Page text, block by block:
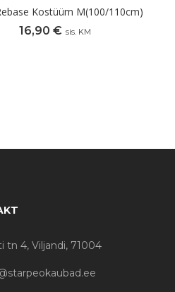
Kostüüm M(100/110cm)
16,90 € sis. KM
tn 4, Viljandi, 71004